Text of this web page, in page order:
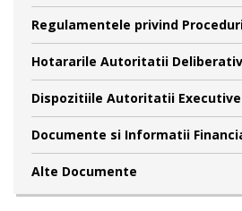
Regulamentele privind
Hotararile Autoritatii
Dispozitiile Autoritatii Executive
Documente si Informatii
Alte Documente